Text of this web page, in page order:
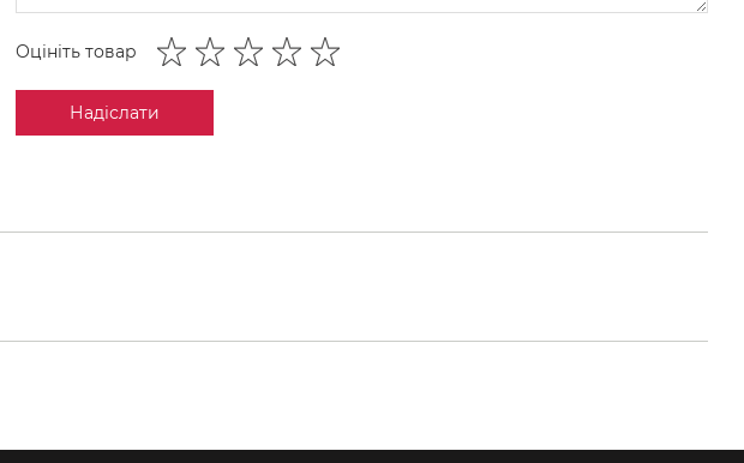
Оцініть товар
Надіслати